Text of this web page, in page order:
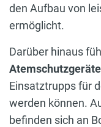
den Aufbau von
ermöglicht.
Darüber hinaus
Atemschutzgeräte
Einsatztrupps für
werden können.
befinden sich an